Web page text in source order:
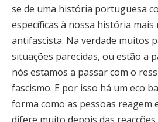
se de uma história portuguesa
específicas à nossa história mais
antifascista. Na verdade muitos
situações parecidas, ou estão a
nós estamos a passar com o
fascismo. E por isso há um eco
forma como as pessoas reagem
difere muito depois das